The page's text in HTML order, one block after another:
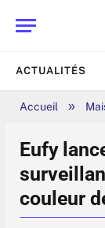
ACTUALITÉS
Accueil »
Eufy
couleur